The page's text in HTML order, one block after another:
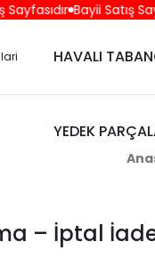
Bayii Satış
HAVALI
YEDEK
– İptal